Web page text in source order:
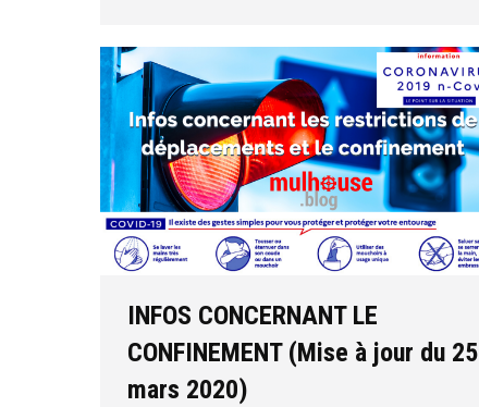
INFOS CONCERNANT LE
CONFINEMENT (Mise à jour du 25
mars 2020)